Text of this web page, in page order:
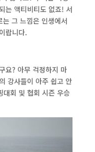
는 액티비티도 없죠! 서
그 느낌은 인생에서
랍니다.
요? 아무 걱정하지 마
강사들이 아주 쉽고 안
대회 및 협회 시즌 우승